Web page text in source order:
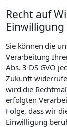
Recht auf
Einwilligung
Sie können die
Verarbeitung
Abs. 3 DS GVO
Zukunft
wird die
erfolgten
Folge, dass wir
Einwilligung